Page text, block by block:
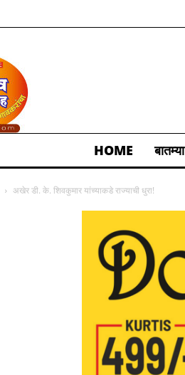
HOME बातम्या
अखेर डी. के. शिवकुमार यांच्याकडे राज्याची धुरा!